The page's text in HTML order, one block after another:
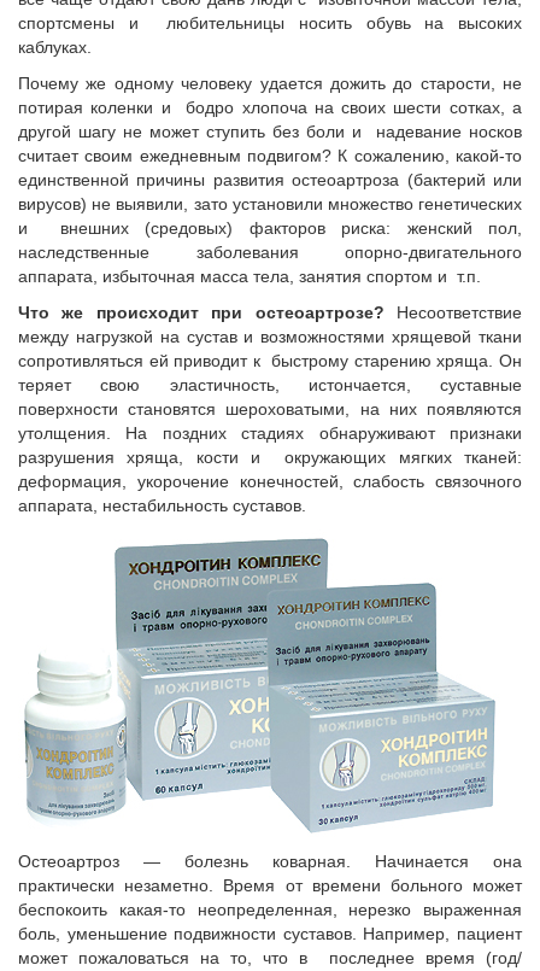
спортсмены и любительницы носить обувь на высоких
каблуках.
Почему же одному человеку удается дожить до старости, не
потирая коленки и бодро хлопоча на своих шести сотках, а
другой шагу не может ступить без боли и надевание носков
считает своим ежедневным подвигом? К сожалению, какой-то
единственной причины развития остеоартроза (бактерий или
вирусов) не выявили, зато установили множество генетических
и внешних (средовых) факторов риска: женский пол,
наследственные заболевания опорно-двигательного
аппарата, избыточная масса тела, занятия спортом и т.п.
Что же происходит при остеоартрозе? Несоответствие
между нагрузкой на сустав и возможностями хрящевой ткани
сопротивляться ей приводит к быстрому старению хряща. Он
теряет свою эластичность, истончается, суставные
поверхности становятся шероховатыми, на них появляются
утолщения. На поздних стадиях обнаруживают признаки
разрушения хряща, кости и окружающих мягких тканей:
деформация, укорочение конечностей, слабость связочного
аппарата, нестабильность суставов.
Остеоартроз — болезнь коварная. Начинается она
практически незаметно. Время от времени больного может
беспокоить какая-то неопределенная, нерезко выраженная
боль, уменьшение подвижности суставов. Например, пациент
может пожаловаться на то, что в последнее время (год/